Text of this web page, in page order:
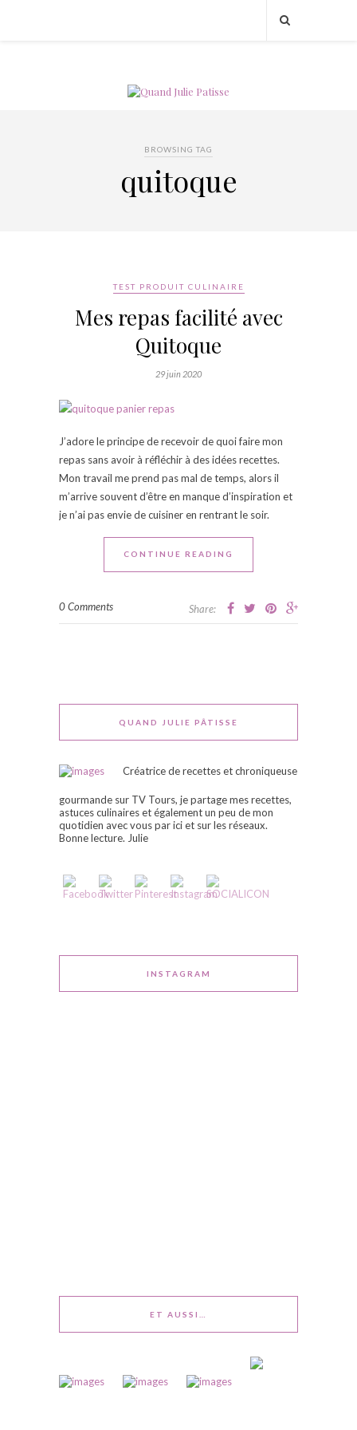
BROWSING TAG
quitoque
TEST PRODUIT CULINAIRE
Mes repas facilité avec
Quitoque
29 juin 2020
J’adore le principe de recevoir de quoi faire mon
repas sans avoir à réfléchir à des idées recettes.
Mon travail me prend pas mal de temps, alors il
m’arrive souvent d’être en manque d’inspiration et
je n’ai pas envie de cuisiner en rentrant le soir.
CONTINUE READING
0 Comments Share:
QUAND JULIE PÂTISSE
Créatrice de recettes et chroniqueuse
gourmande sur TV Tours, je partage mes recettes,
astuces culinaires et également un peu de mon
quotidien avec vous par ici et sur les réseaux.
Bonne lecture. Julie
INSTAGRAM
ET AUSSI…